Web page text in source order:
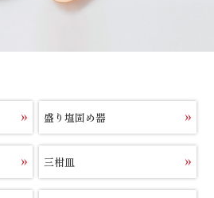
盛り塩固め器
三柑皿